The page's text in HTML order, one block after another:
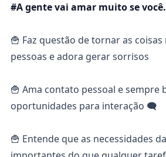
#A gente vai amar muito se
🍟 Faz questão de tornar as
pessoas e adora gerar sorrisos
🍟 Ama contato pessoal e sempre
oportunidades para interação 🗨
🍟 Entende que as necessidades